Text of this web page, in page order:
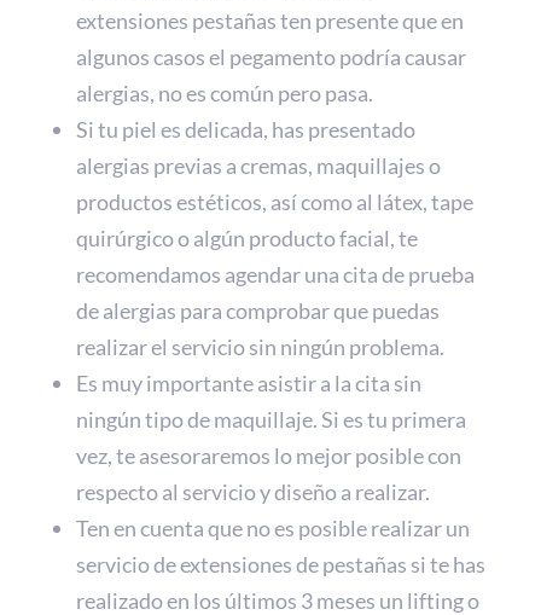
extensiones pestañas ten presente que en
algunos casos el pegamento podría causar
alergias, no es común pero pasa.
Si tu piel es delicada, has presentado
alergias previas a cremas, maquillajes o
productos estéticos, así como al látex, tape
quirúrgico o algún producto facial, te
recomendamos agendar una cita de prueba
de alergias para comprobar que puedas
realizar el servicio sin ningún problema.
Es muy importante asistir a la cita sin
ningún tipo de maquillaje. Si es tu primera
vez, te asesoraremos lo mejor posible con
respecto al servicio y diseño a realizar.
Ten en cuenta que no es posible realizar un
servicio de extensiones de pestañas si te has
realizado en los últimos 3 meses un lifting o